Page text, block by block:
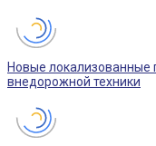
Новые локализованные
внедорожной техники